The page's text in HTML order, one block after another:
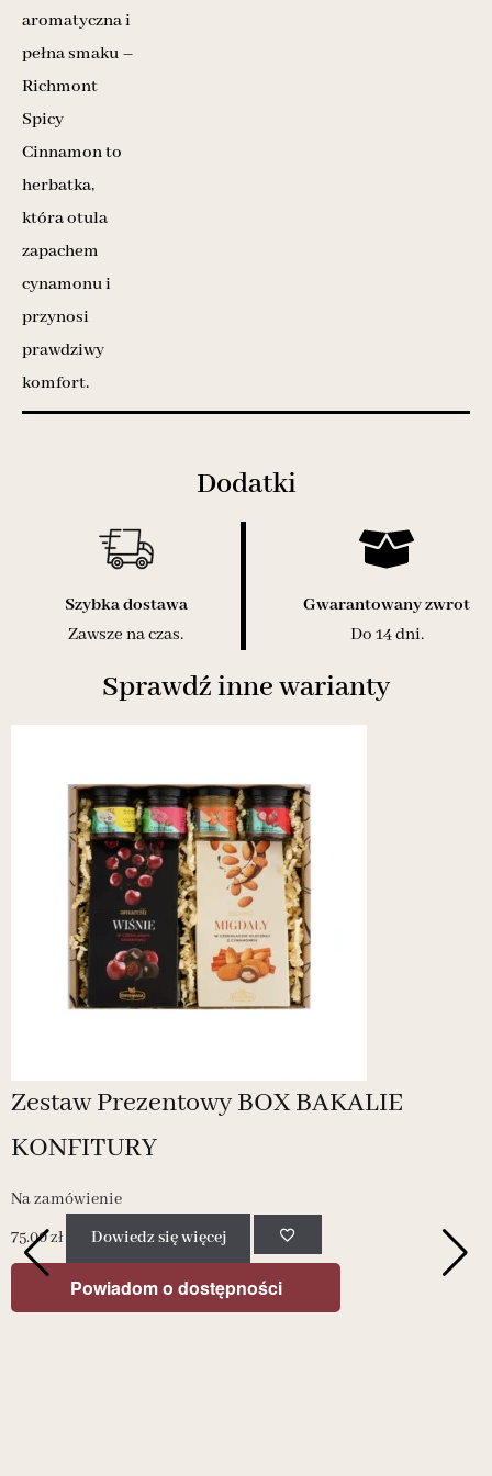
aromatyczna i
pełna smaku –
Richmont
Spicy
Cinnamon to
herbatka,
która otula
zapachem
cynamonu i
przynosi
prawdziwy
komfort.
Dodatki
Szybka dostawa
Zawsze na czas.
Gwarantowany zwrot
Do 14 dni.
Sprawdź inne warianty
Zestaw Prezentowy BOX BAKALIE
KONFITURY
Na zamówienie
75.00zł Dowiedz się więcej
Powiadom o dostępności